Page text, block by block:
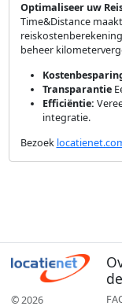
Optimaliseer uw
Time&Distance
beheer
Transparantie
Efficiëntie:
integratie.
Bezoek
© 2026